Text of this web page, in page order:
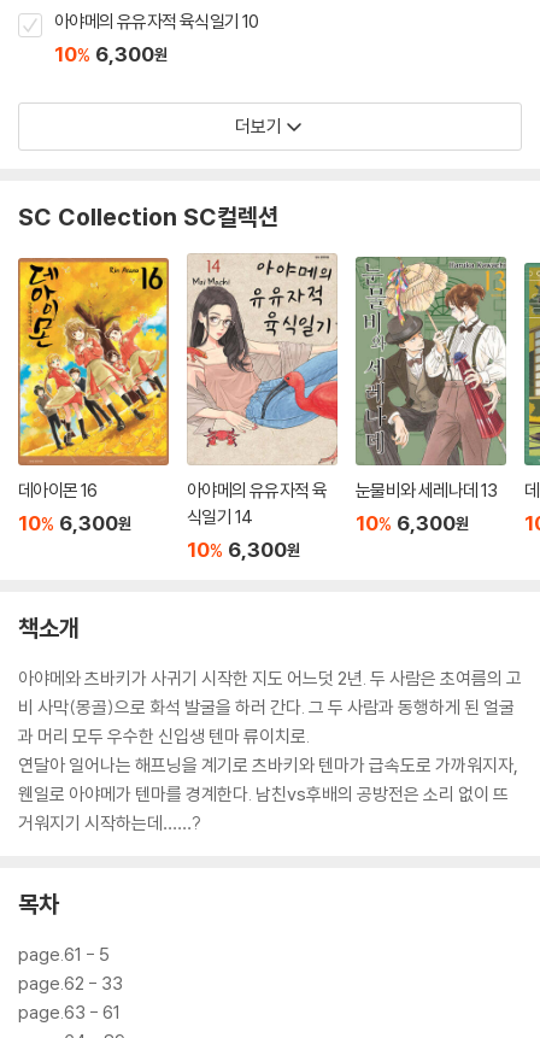
아야메의 유유자적 육식일기 10
10% 6,300원
더보기
SC Collection SC컬렉션
데아이몬 16
10% 6,300원
아야메의 유유자적 육
식일기 14
10% 6,300원
눈물비와 세레나데 13
10% 6,300원
책소개
아야메와 츠바키가 사귀기 시작한 지도 어느덧 2년. 두 사람은 초여름의 고
비 사막(몽골)으로 화석 발굴을 하러 간다. 그 두 사람과 동행하게 된 얼굴
과 머리 모두 우수한 신입생 텐마 류이치로.
연달아 일어나는 해프닝을 계기로 츠바키와 텐마가 급속도로 가까워지자,
웬일로 아야메가 텐마를 경계한다. 남친vs후배의 공방전은 소리 없이 뜨
거워지기 시작하는데……?
목차
page.61 - 5
page.62 - 33
page.63 - 61